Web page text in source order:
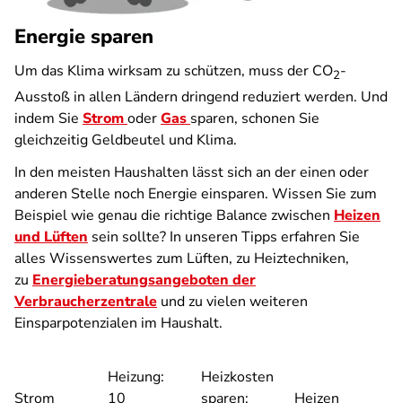
Energie sparen
Um das Klima wirksam zu schützen, muss der CO2-
Ausstoß in allen Ländern dringend reduziert werden. Und
indem Sie StromoderGas sparen, schonen Sie
gleichzeitig Geldbeutel und Klima.
In den meisten Haushalten lässt sich an der einen oder
anderen Stelle noch Energie einsparen. Wissen Sie zum
Beispiel wie genau die richtige Balance zwischen Heizen
und Lüften sein sollte? In unseren Tipps erfahren Sie
alles Wissenswertes zum Lüften, zu Heiztechniken,
zu Energieberatungsangeboten der
Verbraucherzentrale und zu vielen weiteren
Einsparpotenzialen im Haushalt.
Strom
Heizung:
10
Heizkosten
sparen:
Heizen